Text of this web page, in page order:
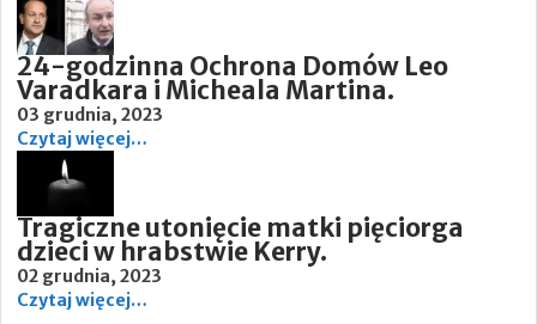
24-godzinna Ochrona Domów Leo
Varadkara i Micheala Martina.
03 grudnia, 2023
Czytaj więcej…
Tragiczne utonięcie matki pięciorga
dzieci w hrabstwie Kerry.
02 grudnia, 2023
Czytaj więcej…